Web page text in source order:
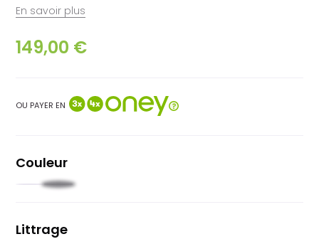
En savoir plus
149,00 €
OU PAYER EN
Couleur
Jaune
Littrage